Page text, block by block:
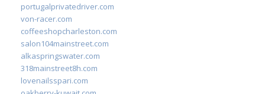
portugalprivatedriver.com
von-racer.com
coffeeshopcharleston.com
salon104mainstreet.com
alkaspringswater.com
318mainstreet8h.com
lovenailsspari.com